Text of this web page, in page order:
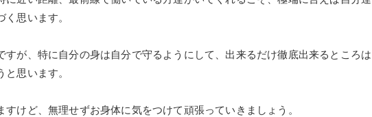
思います。
すが、特に自分の身は自分で守るようにして、出来るだけ徹底出来るところは
思います。
けど、無理せずお身体に気をつけて頑張っていきましょう。